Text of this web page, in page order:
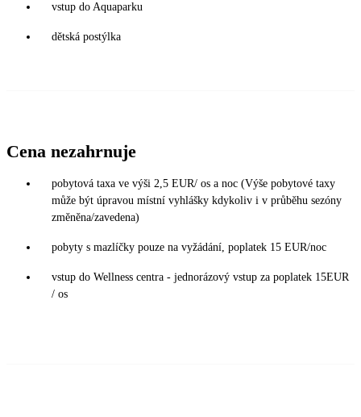
vstup do Aquaparku
dětská postýlka
Cena nezahrnuje
pobytová taxa ve výši 2,5 EUR/ os a noc (Výše pobytové taxy
může být úpravou místní vyhlášky kdykoliv i v průběhu sezóny
změněna/zavedena)
pobyty s mazlíčky pouze na vyžádání, poplatek 15 EUR/noc
vstup do Wellness centra - jednorázový vstup za poplatek 15EUR
/ os